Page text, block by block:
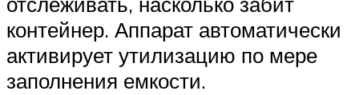
контейнер. Аппарат автоматически
активирует утилизацию по мере
заполнения емкости.